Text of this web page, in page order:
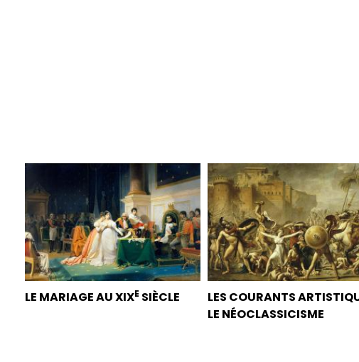
LE MARIAGE AU XIXE SIÈCLE
LES COURANTS
LE NÉOCLASSICISME